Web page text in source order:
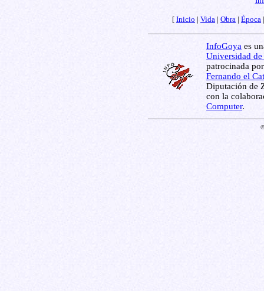
[ Inicio | Vida | Obra | Época
InfoGoya es
Universidad de
patrocinada
Fernando el
Diputación de
con la
Computer.